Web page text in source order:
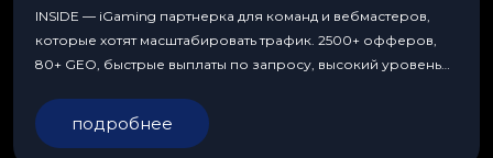
INSIDE — iGaming партнерка для команд и вебмастеров,
которые хотят масштабировать трафик. 2500+ офферов,
80+ GEO, быстрые выплаты по запросу, высокий уровень
подробнее